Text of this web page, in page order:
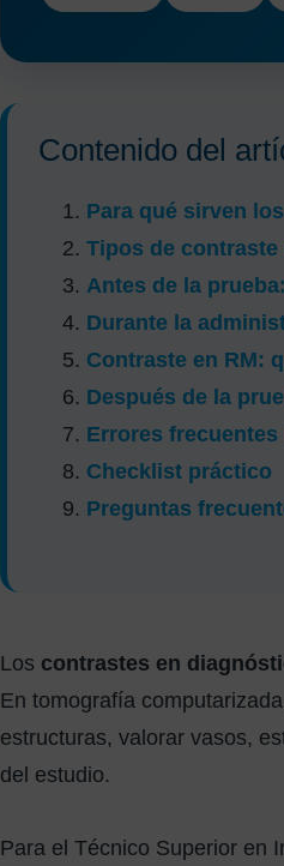
Contenido del
Para qué sirven
Tipos de contraste
Antes de la
Durante la
Contraste en RM:
Después de la
Errores
Checklist práctico
Preguntas
Los contrastes en
En tomografía
estructuras, valorar vasos,
del estudio.
Para el Técnico Superior en